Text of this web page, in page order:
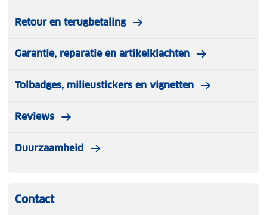
Retour en terugbetaling
Garantie, reparatie en artikelklachten
Tolbadges, milieustickers en vignetten
Reviews
Duurzaamheid
Contact